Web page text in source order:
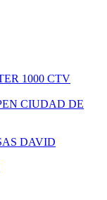
1000 CTV
CIUDAD DE
DAVID